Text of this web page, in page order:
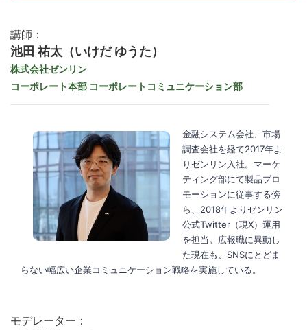
講師：
池田 祐太（いけだ ゆうた）
株式会社ゼンリン
コーポレート本部 コーポレートコミュニケーション部
金融システム会社、市場
調査会社を経て2017年よ
りゼンリン入社。マーケ
ティング部にて製品プロ
モーションに従事する傍
ら、2018年よりゼンリン
公式Twitter（現X）運用
を担当。広報職に異動し
た現在も、SNSにとどま
らない幅広い企業コミュニケーション戦略を実施している。
モデレーター：